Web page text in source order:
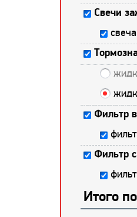
Свечи
Фильтр
Фильтр
Итого